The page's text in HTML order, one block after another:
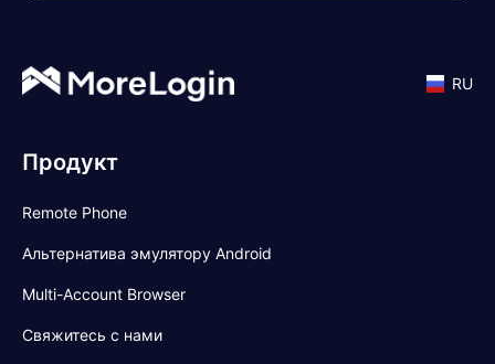
RU
Продукт
Remote Phone
Альтернатива эмулятору Android
Multi-Account Browser
Свяжитесь с нами